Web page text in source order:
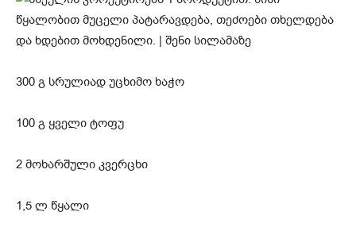
300 გ სრულიად უცხიმო ხაჭო
100 გ ყველი ტოფუ
2 მოხარშული კვერცხი
1,5 ლ წყალი